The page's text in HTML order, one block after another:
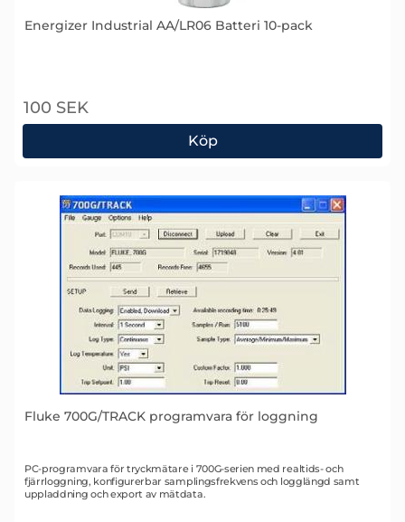
Energizer Industrial AA/LR06 Batteri 10-pack
100 SEK
Köp
Energizer Industrial AA/LR06 Batteri 10-pack
Fluke 700G/TRACK programvara för loggning
Art. nr 1495
PC-programvara för tryckmätare i 700G-serien med realtids- och
fjärrloggning, konfigurerbar samplingsfrekvens och logglängd samt
uppladdning och export av mätdata.